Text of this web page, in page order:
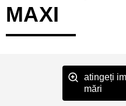
MAXI
atingeți
mări